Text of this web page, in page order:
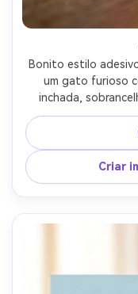
Bonito estilo
um gato furioso
inchada,
borda branca die-
sombreamento
adesivo de reação
lente de 85mm, Criar